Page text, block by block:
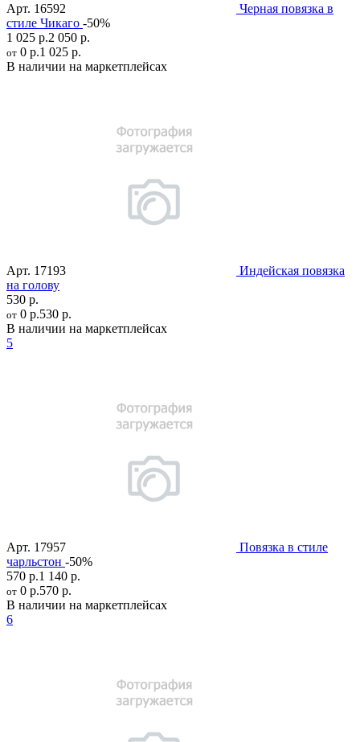
Арт. 16592
Черная повязка в
стиле Чикаго -50%
1 025 р.2 050 р.
от 0 р.1 025 р.
В наличии на маркетплейсах
Арт. 17193
Индейская повязка
на голову
530 р.
от 0 р.530 р.
В наличии на маркетплейсах
5
Арт. 17957
Повязка в стиле
чарльстон -50%
570 р.1 140 р.
от 0 р.570 р.
В наличии на маркетплейсах
6